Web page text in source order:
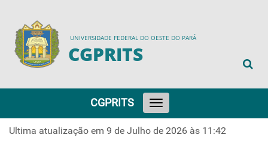
UNIVERSIDADE FEDERAL DO OESTE DO PARÁ
CGPRITS
Toggle
navigation
CGPRITS
Ultima atualização em 9 de Julho de 2026 às 11:42